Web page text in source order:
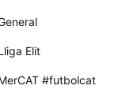
Elit
#futbolcat